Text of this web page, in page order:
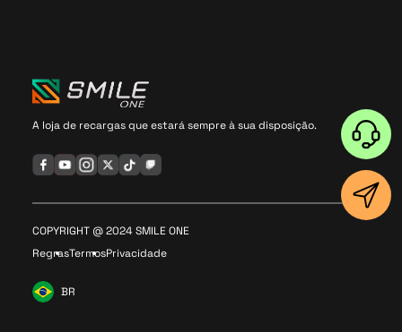
A loja de recargas que estará sempre à sua disposição.
COPYRIGHT @ 2024 SMILE ONE
RegrasTermosPrivacidade
BR